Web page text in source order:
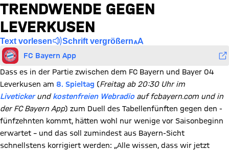
TRENDWENDE GEGEN
LEVERKUSEN
Text vorlesen Schrift vergrößern
FC Bayern App
Dass es in der Partie zwischen dem FC Bayern und Bayer 04
Leverkusen am 8. Spieltag (Freitag ab 20:30 Uhr im
Livetickerundkostenfreien Webradioauf fcbayern.com und in
der FC Bayern App) zum Duell des Tabellenfünften gegen den -
fünfzehnten kommt, hätten wohl nur wenige vor Saisonbeginn
erwartet – und das soll zumindest aus Bayern-Sicht
schnellstens korrigiert werden: „Alle wissen, dass wir jetzt